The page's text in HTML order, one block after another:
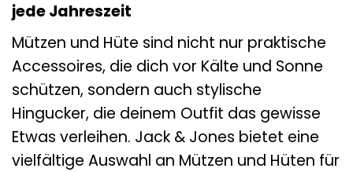
jede Jahreszeit
Mützen und Hüte sind nicht nur praktische
Accessoires, die dich vor Kälte und Sonne
schützen, sondern auch stylische
Hingucker, die deinem Outfit das gewisse
Etwas verleihen. Jack & Jones bietet eine
vielfältige Auswahl an Mützen und Hüten für